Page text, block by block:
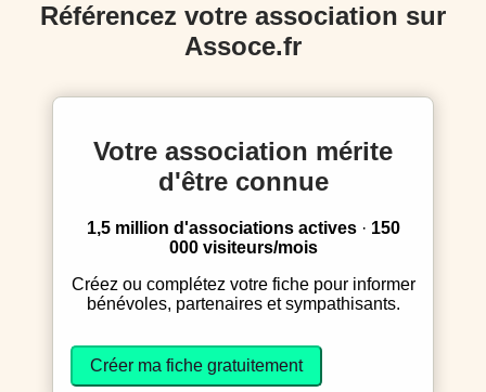
Référencez votre association sur
Assoce.fr
Votre association mérite
d'être connue
1,5 million d'associations actives· 150
000 visiteurs/mois
Créez ou complétez votre fiche pour informer
bénévoles, partenaires et sympathisants.
Créer ma fiche gratuitement